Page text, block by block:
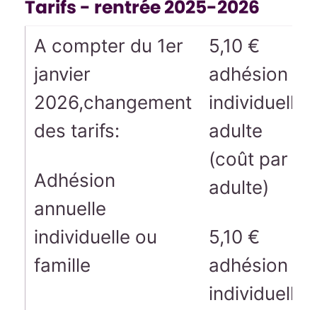
Tarifs - rentrée 2025-2026
A compter du 1er
janvier
2026,changement
des tarifs:
Adhésion
annuelle
individuelle ou
famille
5,10 €
adhésion
individuelle
adulte
(coût par
adulte)
5,10 €
adhésion
individuelle